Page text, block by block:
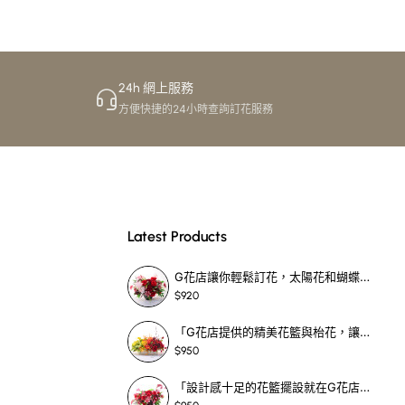
24h 網上服務
方便快捷的24小時查詢訂花服務
Latest Products
G花店讓你輕鬆訂花，太陽花和蝴蝶蘭花籃，適合每個重要時刻！-SF390
$920
「G花店提供的精美花籃與枱花，讓重要場合更顯祝賀與喜悅，適合各種用場！」-SF398
$950
「設計感十足的花籃擺設就在G花店！馬蹄蘭、袋鼠爪、罌粟花，為你的重大場合增光添彩！」-SF209